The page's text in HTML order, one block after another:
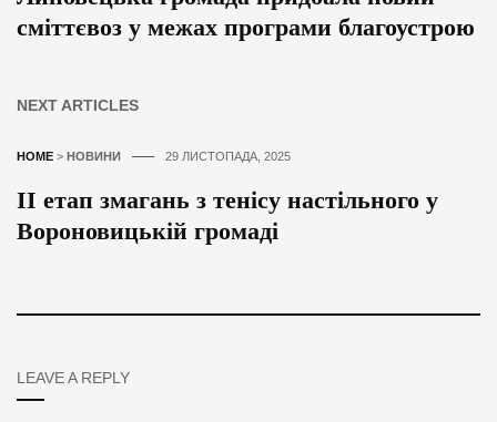
сміттєвоз у межах програми благоустрою
NEXT ARTICLES
HOME > НОВИНИ 29 ЛИСТОПАДА, 2025
ІІ етап змагань з тенісу настільного у
Вороновицькій громаді
LEAVE A REPLY